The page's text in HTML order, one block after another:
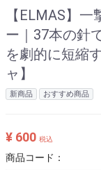
【ELMAS】
ー｜37本の針
を劇的に短縮
ャ】
新商品 おすすめ商品
¥ 600 税込
商品コード：